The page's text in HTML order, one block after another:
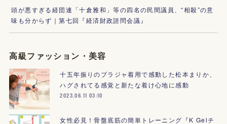
頭が悪すぎる経団連「十倉雅和」等の四名の民間議員、“相殺”の意
味も分からず｜第七回『経済財政諮問会議』
高級ファッション・美容
十五年振りのブラジャ着用で感動した松本まりか、
ハグされてる感覚と新たな着け心地に感動
2023.06.11 03:10
女性必見！骨盤底筋の簡単トレーニング『K Gelチ